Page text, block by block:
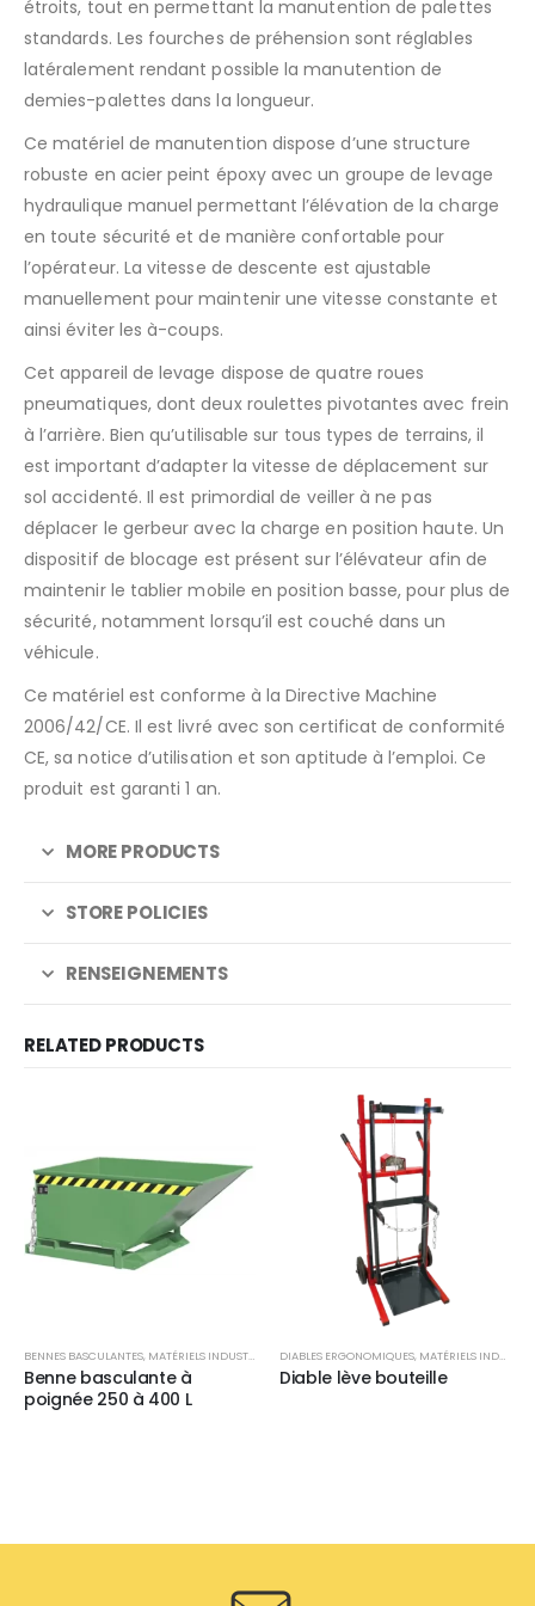
étroits, tout en permettant la manutention de palettes
standards. Les fourches de préhension sont réglables
latéralement rendant possible la manutention de
demies-palettes dans la longueur.
Ce matériel de manutention dispose d’une structure
robuste en acier peint époxy avec un groupe de levage
hydraulique manuel permettant l’élévation de la charge
en toute sécurité et de manière confortable pour
l’opérateur. La vitesse de descente est ajustable
manuellement pour maintenir une vitesse constante et
ainsi éviter les à-coups.
Cet appareil de levage dispose de quatre roues
pneumatiques, dont deux roulettes pivotantes avec frein
à l’arrière. Bien qu’utilisable sur tous types de terrains, il
est important d’adapter la vitesse de déplacement sur
sol accidenté. Il est primordial de veiller à ne pas
déplacer le gerbeur avec la charge en position haute. Un
dispositif de blocage est présent sur l’élévateur afin de
maintenir le tablier mobile en position basse, pour plus de
sécurité, notamment lorsqu’il est couché dans un
véhicule.
Ce matériel est conforme à la Directive Machine
2006/42/CE. Il est livré avec son certificat de conformité
CE, sa notice d’utilisation et son aptitude à l’emploi. Ce
produit est garanti 1 an.
MORE PRODUCTS
STORE POLICIES
RENSEIGNEMENTS
RELATED PRODUCTS
BENNES BASCULANTES, MATÉRIELS INDUSTRIELS
Benne basculante à
poignée 250 à 400 L
DIABLES ERGONOMIQUES, MATÉRIELS INDUSTRIELS
Diable lève bouteille